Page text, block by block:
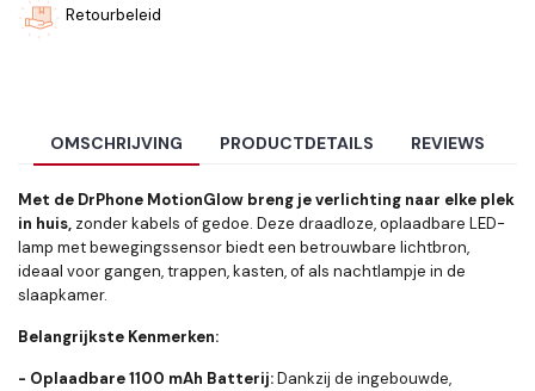
Retourbeleid
OMSCHRIJVING PRODUCTDETAILS REVIEWS
Met de DrPhone MotionGlow breng je verlichting naar elke plek
in huis, zonder kabels of gedoe. Deze draadloze, oplaadbare LED-
lamp met bewegingssensor biedt een betrouwbare lichtbron,
ideaal voor gangen, trappen, kasten, of als nachtlampje in de
slaapkamer.
Belangrijkste Kenmerken:
- Oplaadbare 1100 mAh Batterij:Dankzij de ingebouwde,